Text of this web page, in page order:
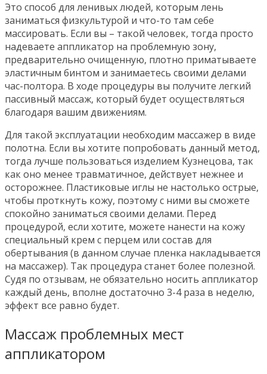
Это способ для ленивых людей, которым лень
заниматься физкультурой и что-то там себе
массировать. Если вы – такой человек, тогда просто
надеваете аппликатор на проблемную зону,
предварительно очищенную, плотно приматываете
эластичным бинтом и занимаетесь своими делами
час-полтора. В ходе процедуры вы получите легкий
пассивный массаж, который будет осуществляться
благодаря вашим движениям.
Для такой эксплуатации необходим массажер в виде
полотна. Если вы хотите попробовать данный метод,
тогда лучше пользоваться изделием Кузнецова, так
как оно менее травматичное, действует нежнее и
осторожнее. Пластиковые иглы не настолько острые,
чтобы проткнуть кожу, поэтому с ними вы сможете
спокойно заниматься своими делами. Перед
процедурой, если хотите, можете нанести на кожу
специальный крем с перцем или состав для
обертывания (в данном случае пленка накладывается
на массажер). Так процедура станет более полезной.
Судя по отзывам, не обязательно носить аппликатор
каждый день, вполне достаточно 3-4 раза в неделю,
эффект все равно будет.
Массаж проблемных мест
аппликатором